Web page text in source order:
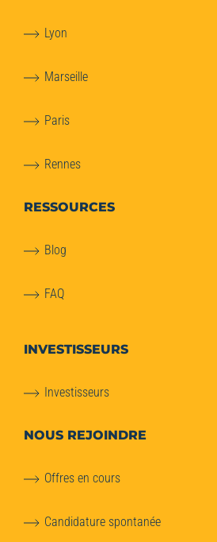
Lyon
Marseille
Paris
Rennes
RESSOURCES
Blog
FAQ
INVESTISSEURS
Investisseurs
NOUS REJOINDRE
Offres en cours
Candidature spontanée